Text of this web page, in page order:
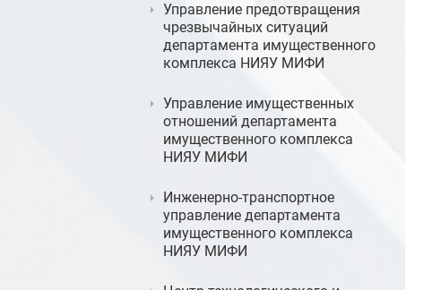
Управление предотвращения
чрезвычайных ситуаций
департамента имущественного
комплекса НИЯУ МИФИ
Управление имущественных
отношений департамента
имущественного комплекса
НИЯУ МИФИ
Инженерно-транспортное
управление департамента
имущественного комплекса
НИЯУ МИФИ